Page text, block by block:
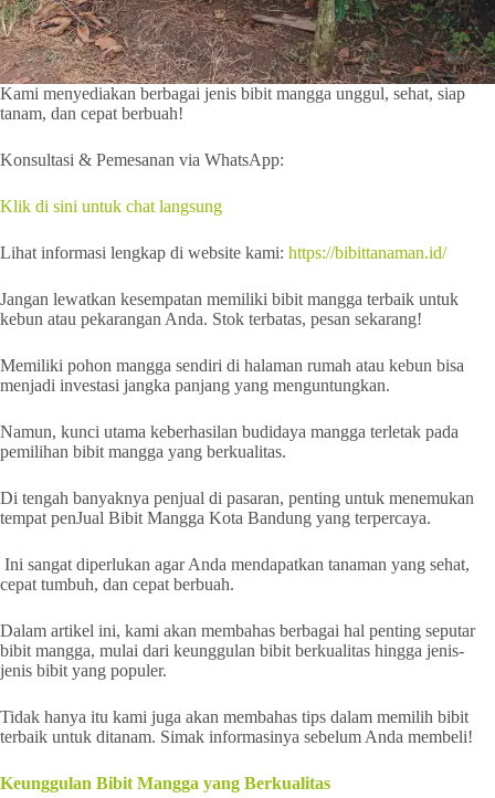
Kami menyediakan berbagai jenis bibit mangga unggul, sehat, siap
tanam, dan cepat berbuah!
Konsultasi & Pemesanan via WhatsApp:
Klik di sini untuk chat langsung
Lihat informasi lengkap di website kami: https://bibittanaman.id/
Jangan lewatkan kesempatan memiliki bibit mangga terbaik untuk
kebun atau pekarangan Anda. Stok terbatas, pesan sekarang!
Memiliki pohon mangga sendiri di halaman rumah atau kebun bisa
menjadi investasi jangka panjang yang menguntungkan.
Namun, kunci utama keberhasilan budidaya mangga terletak pada
pemilihan bibit mangga yang berkualitas.
Di tengah banyaknya penjual di pasaran, penting untuk menemukan
tempat penJual Bibit Mangga Kota Bandung yang terpercaya.
Ini sangat diperlukan agar Anda mendapatkan tanaman yang sehat,
cepat tumbuh, dan cepat berbuah.
Dalam artikel ini, kami akan membahas berbagai hal penting seputar
bibit mangga, mulai dari keunggulan bibit berkualitas hingga jenis-
jenis bibit yang populer.
Tidak hanya itu kami juga akan membahas tips dalam memilih bibit
terbaik untuk ditanam. Simak informasinya sebelum Anda membeli!
Keunggulan Bibit Mangga yang Berkualitas